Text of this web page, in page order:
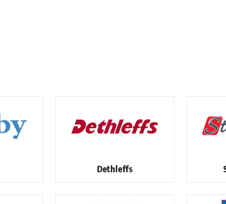
Dethleffs